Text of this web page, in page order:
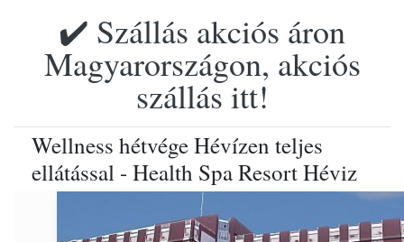
✔️ Szállás akciós áron
Magyarországon, akciós
szállás itt!
Wellness hétvége Hévízen teljes
ellátással - Health Spa Resort Héviz